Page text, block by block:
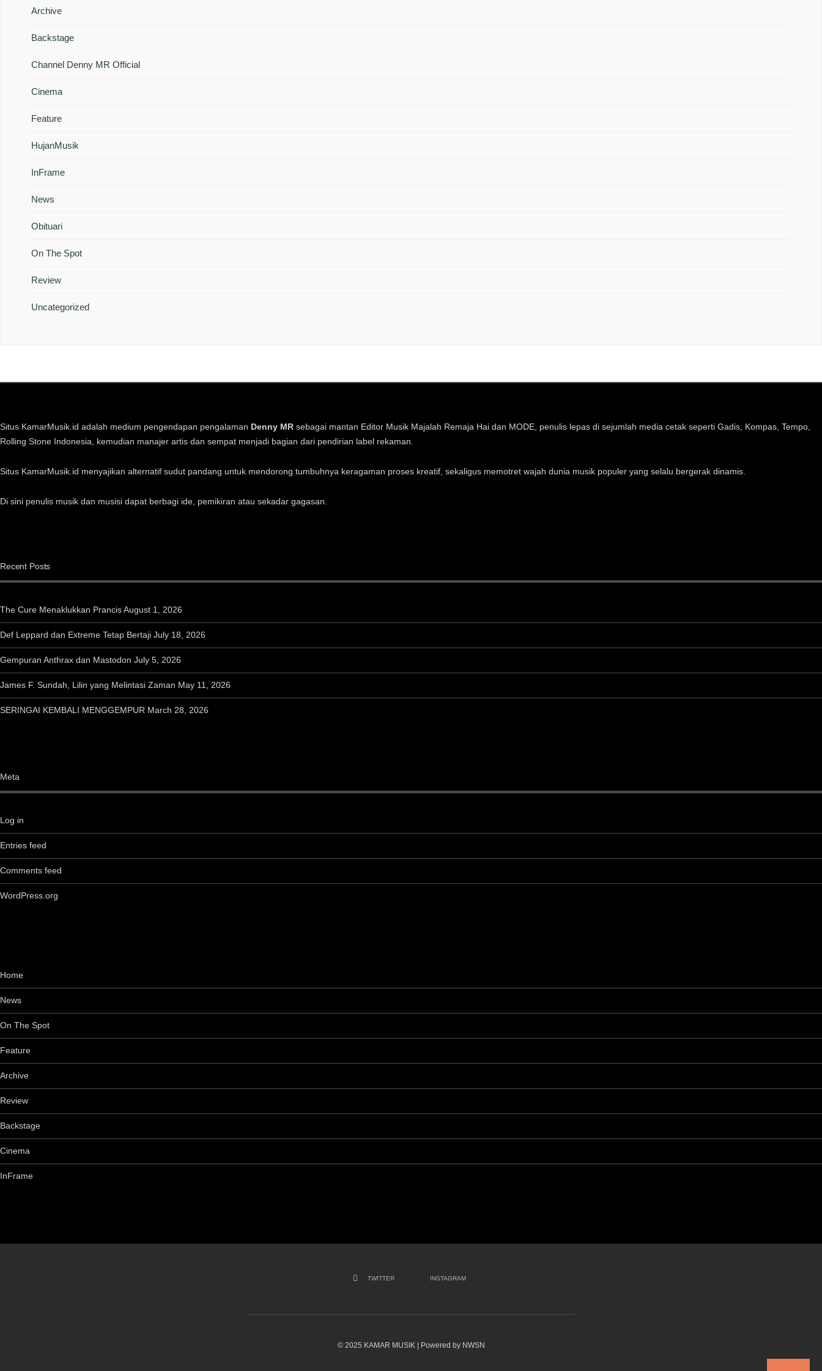
Archive
Backstage
Channel Denny MR Official
Cinema
Feature
HujanMusik
InFrame
News
Obituari
On The Spot
Review
Uncategorized
Situs KamarMusik.id adalah medium pengendapan pengalaman Denny MR sebagai mantan Editor Musik Majalah Remaja Hai dan MODE, penulis lepas di sejumlah media cetak seperti Gadis, Kompas, Tempo,
Rolling Stone Indonesia, kemudian manajer artis dan sempat menjadi bagian dari pendirian label rekaman.
Situs KamarMusik.id menyajikan alternatif sudut pandang untuk mendorong tumbuhnya keragaman proses kreatif, sekaligus memotret wajah dunia musik populer yang selalu bergerak dinamis.
Di sini penulis musik dan musisi dapat berbagi ide, pemikiran atau sekadar gagasan.
Recent Posts
The Cure Menaklukkan Prancis August 1, 2026
Def Leppard dan Extreme Tetap Bertaji July 18, 2026
Gempuran Anthrax dan Mastodon July 5, 2026
James F. Sundah, Lilin yang Melintasi Zaman May 11, 2026
SERINGAI KEMBALI MENGGEMPUR March 28, 2026
Meta
Log in
Entries feed
Comments feed
WordPress.org
Home
News
On The Spot
Feature
Archive
Review
Backstage
Cinema
InFrame
TWITTER INSTAGRAM
© 2025 KAMAR MUSIK | Powered by NWSN